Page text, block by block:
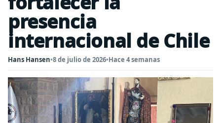
presencia
internacional de Chile
Hans Hansen•8 de julio de 2026•Hace 4 semanas